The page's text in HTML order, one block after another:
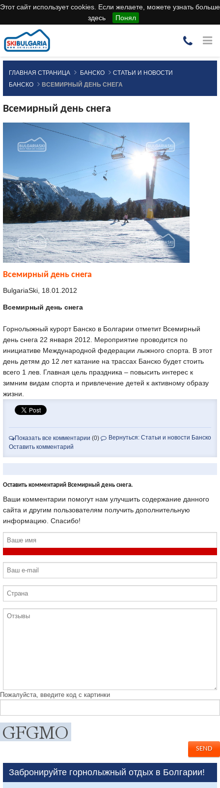
Этот сайт использует cookies. Если желаете, можете узнать больше
здесь
Понял
ГЛАВНАЯ СТРАНИЦА БАНСКО
СТАТЬИ И НОВОСТИ
БАНСКО
ВСЕМИРНЫЙ ДЕНЬ СНЕГА
Всемирный день снега
Всемирный день снега
BulgariaSki, 18.01.2012
Всемирный день снега
Горнолыжный курорт Банско в Болгарии отметит Всемирный
день снега 22 января 2012. Мероприятие проводится по
инициативе Международной федерации лыжного спорта. В этот
день детям до 12 лет катание на трассах Банско будет стоить
всего 1 лев. Главная цель праздника – повысить интерес к
зимним видам спорта и привлечение детей к активному образу
жизни.
Вернуться: Статьи и новости Банско
Показать все комментарии (0)
Оставить комментарий
Оставить комментарий Всемирный день снега.
Ваши комментарии помогут нам улучшить содержание данного
сайта и другим пользователям получить дополнительную
информацию. Спасибо!
Пожалуйста, введите код с картинки
Забронируйте горнолыжный отдых в Болгарии!